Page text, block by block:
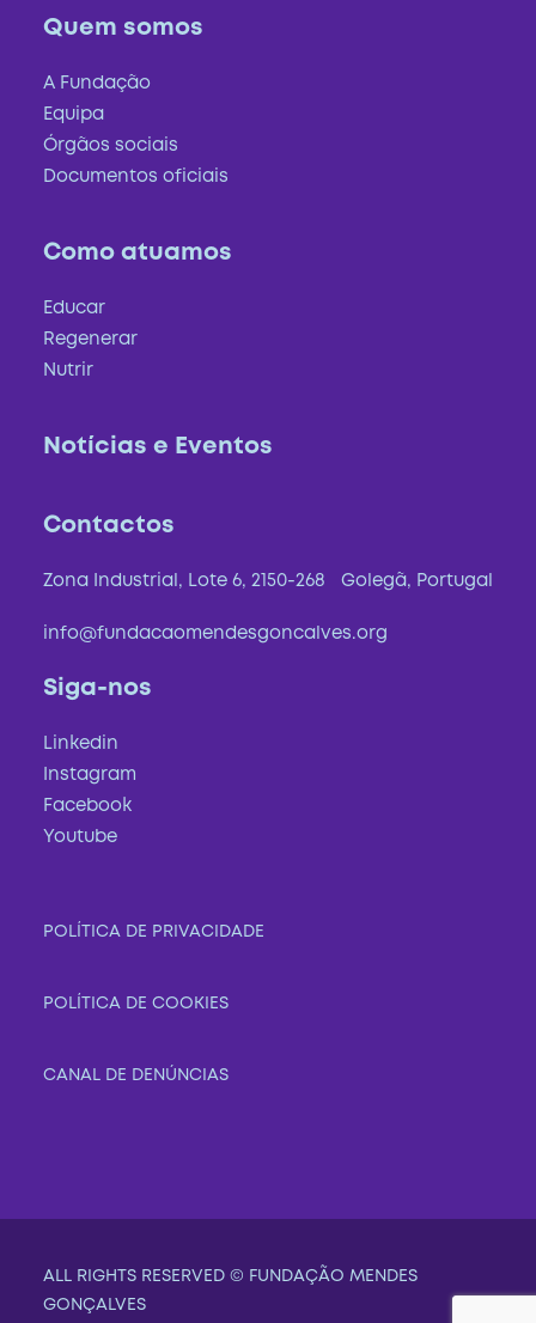
Quem somos
A Fundação
Equipa
Órgãos sociais
Documentos oficiais
Como atuamos
Educar
Regenerar
Nutrir
Notícias e Eventos
Contactos
Zona Industrial, Lote 6, 2150-268 Golegã, Portugal
info@fundacaomendesgoncalves.org
Siga-nos
Linkedin
Instagram
Facebook
Youtube
POLÍTICA DE PRIVACIDADE
POLÍTICA DE COOKIES
CANAL DE DENÚNCIAS
ALL RIGHTS RESERVED © FUNDAÇÃO MENDES
GONÇALVES